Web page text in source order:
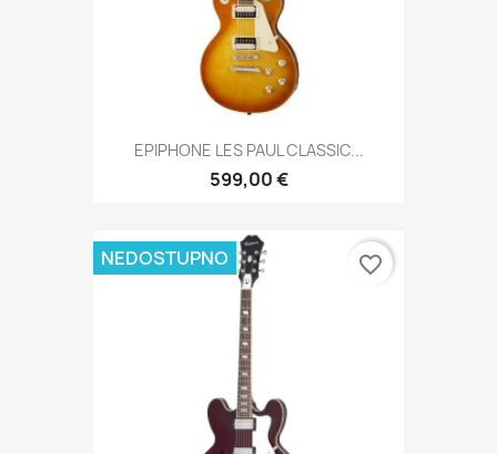
EPIPHONE LES PAUL CLASSIC...
599,00 €
NEDOSTUPNO favorite_border